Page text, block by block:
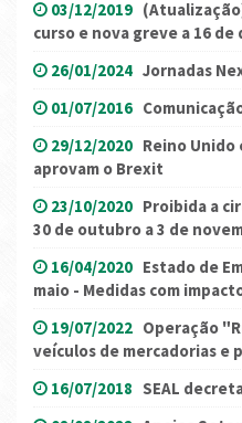
03/12/2019
curso e nova greve a 16
26/01/2024 Jornadas
01/07/2016
29/12/2020 Reino Unido
aprovam o Brexit
23/10/2020 Proibida a
30 de outubro a 3 de
16/04/2020 Estado de
maio - Medidas com
19/07/2022 Operação
veículos de mercadorias e
16/07/2018 SEAL